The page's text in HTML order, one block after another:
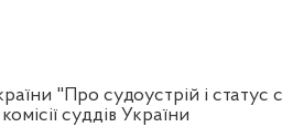
"Про судоустрій і статус
суддів України